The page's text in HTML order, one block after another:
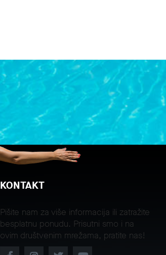
KONTAKT
Pišite nam za više informacija ili zatražite
besplatnu ponudu. Prisutni smo i na
ovim društvenim mrežama, pratite nas!